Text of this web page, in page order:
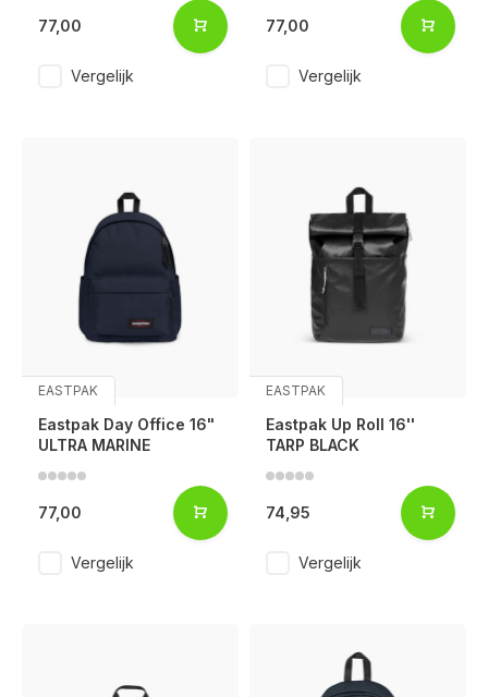
Voor 17:00 besteld, is vandaag verzonden (ma-vr)
77,00
Vergelijk
77,00
Vergelijk
EASTPAK
Eastpak Day Office 16"
ULTRA MARINE
77,00
Vergelijk
EASTPAK
Eastpak Up Roll 16''
TARP BLACK
74,95
Vergelijk